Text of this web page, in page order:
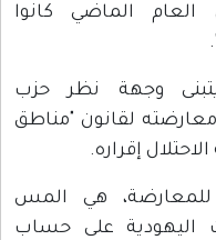
العام الماضي كانوا
وجهة نظر حزب
معارضته لقانون "مناطق
إقراره.
للمعارضة، هي المس
اليهودية على حساب